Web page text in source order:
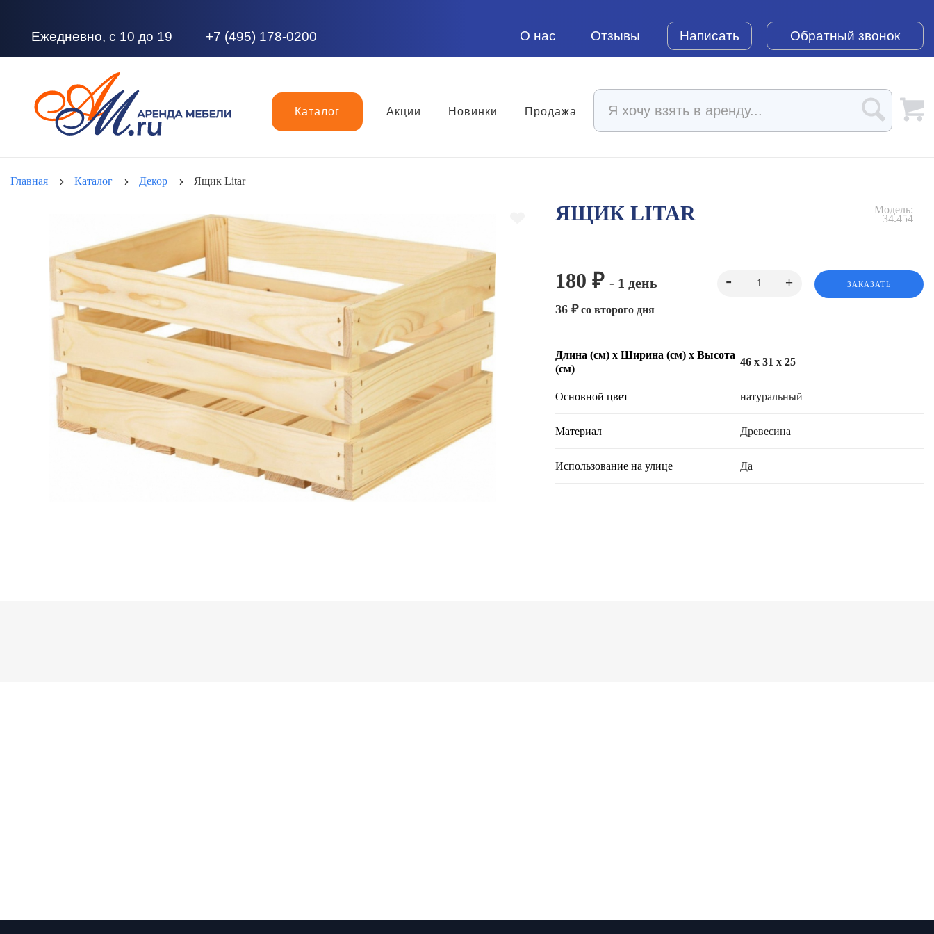
Ежедневно, с 10 до 19 +7 (495) 178-0200 О нас Отзывы Написать Обратный звонок
Каталог Акции Новинки Продажа
Главная Каталог Декор Ящик Litar
Модель:
34.454
ЯЩИК LITAR
180 ₽ - 1 день
36 ₽со второго дня
ЗАКАЗАТЬ
Длина (см) х Ширина (см) х Высота
(см)
46 x 31 x 25
Основной цвет натуральный
Материал Древесина
Использование на улице Да